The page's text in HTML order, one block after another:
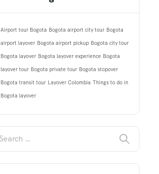
Airport tour Bogota Bogota airport city tour Bogota
airport layover Bogota airport pickup Bogota city tour
Bogota layover Bogota layover experience Bogota
layover tour Bogota private tour Bogota stopover
Bogota transit tour Layover Colombia Things to do in
Bogota layover